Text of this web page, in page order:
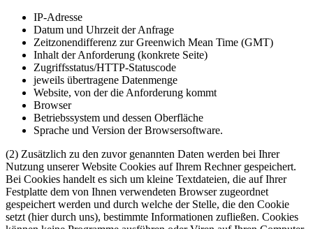
IP-Adresse
Datum und Uhrzeit der Anfrage
Zeitzonendifferenz zur Greenwich Mean Time (GMT)
Inhalt der Anforderung (konkrete Seite)
Zugriffsstatus/HTTP-Statuscode
jeweils übertragene Datenmenge
Website, von der die Anforderung kommt
Browser
Betriebssystem und dessen Oberfläche
Sprache und Version der Browsersoftware.
(2) Zusätzlich zu den zuvor genannten Daten werden bei Ihrer
Nutzung unserer Website Cookies auf Ihrem Rechner gespeichert.
Bei Cookies handelt es sich um kleine Textdateien, die auf Ihrer
Festplatte dem von Ihnen verwendeten Browser zugeordnet
gespeichert werden und durch welche der Stelle, die den Cookie
setzt (hier durch uns), bestimmte Informationen zufließen. Cookies